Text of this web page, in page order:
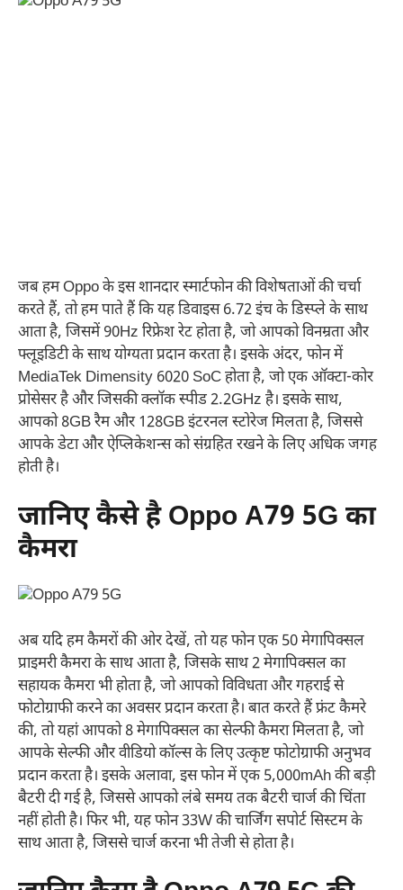
जब हम Oppo के इस शानदार स्मार्टफोन की विशेषताओं की चर्चा
करते हैं, तो हम पाते हैं कि यह डिवाइस 6.72 इंच के डिस्प्ले के साथ
आता है, जिसमें 90Hz रिफ्रेश रेट होता है, जो आपको विनम्रता और
फ्लूइडिटी के साथ योग्यता प्रदान करता है। इसके अंदर, फोन में
MediaTek Dimensity 6020 SoC होता है, जो एक ऑक्टा-कोर
प्रोसेसर है और जिसकी क्लॉक स्पीड 2.2GHz है। इसके साथ,
आपको 8GB रैम और 128GB इंटरनल स्टोरेज मिलता है, जिससे
आपके डेटा और ऐप्लिकेशन्स को संग्रहित रखने के लिए अधिक जगह
होती है।
जानिए कैसे है Oppo A79 5G का
कैमरा
अब यदि हम कैमरों की ओर देखें, तो यह फोन एक 50 मेगापिक्सल
प्राइमरी कैमरा के साथ आता है, जिसके साथ 2 मेगापिक्सल का
सहायक कैमरा भी होता है, जो आपको विविधता और गहराई से
फोटोग्राफी करने का अवसर प्रदान करता है। बात करते हैं फ्रंट कैमरे
की, तो यहां आपको 8 मेगापिक्सल का सेल्फी कैमरा मिलता है, जो
आपके सेल्फी और वीडियो कॉल्स के लिए उत्कृष्ट फोटोग्राफी अनुभव
प्रदान करता है। इसके अलावा, इस फोन में एक 5,000mAh की बड़ी
बैटरी दी गई है, जिससे आपको लंबे समय तक बैटरी चार्ज की चिंता
नहीं होती है। फिर भी, यह फोन 33W की चार्जिंग सपोर्ट सिस्टम के
साथ आता है, जिससे चार्ज करना भी तेजी से होता है।